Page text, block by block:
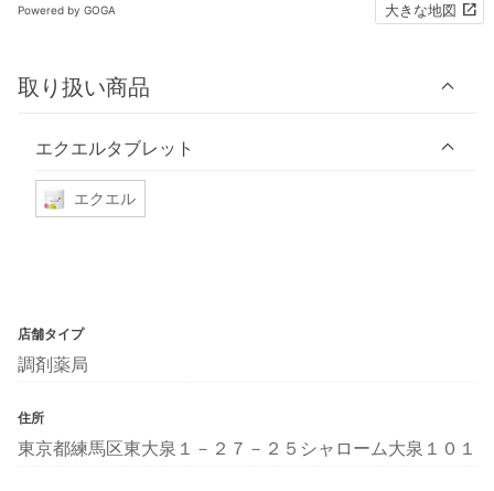
Powered by GOGA 大きな地図
取り扱い商品
エクエルタブレット
エクエル
店舗タイプ
調剤薬局
住所
東京都練馬区東大泉１－２７－２５シャローム大泉１０１